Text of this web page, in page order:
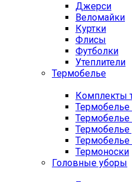
Джерси
Веломайки
Куртки
Флисы
Футболки
Утеплители
Термобелье
Комплекты
Термобелье
Термоноски
Головные уборы